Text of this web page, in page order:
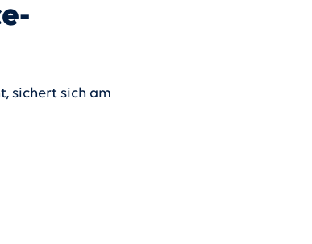
sichert sich am